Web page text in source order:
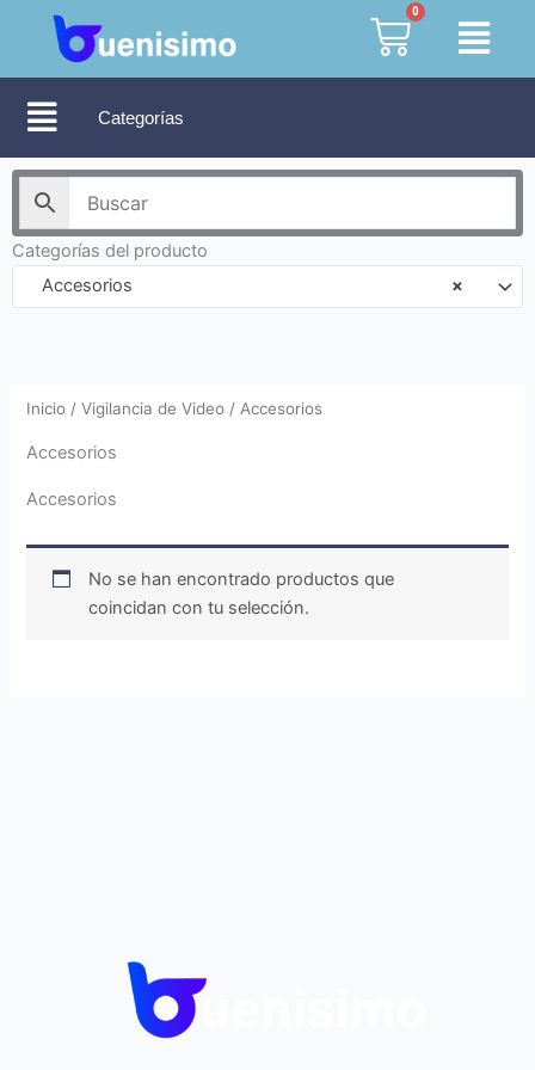
contenido
0
Cart
Categorías
Categorías del producto
×
Accesorios
Inicio /Vigilancia de Video / Accesorios
Accesorios
Accesorios
No se han encontrado productos que
coincidan con tu selección.